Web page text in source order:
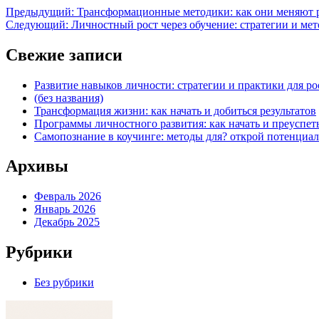
Предыдущий: Трансформационные методики: как они меняют
Следующий: Личностный рост через обучение: стратегии и
Свежие записи
Развитие навыков личности: стратегии и практики для
(без названия)
Трансформация жизни: как начать и добиться результатов
Программы личностного развития: как начать и
Самопознание в коучинге: методы для? открой потенциал
Архивы
Февраль 2026
Январь 2026
Декабрь 2025
Рубрики
Без рубрики